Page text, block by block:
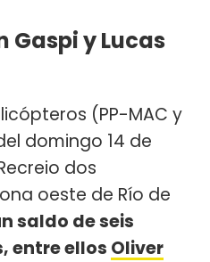
Gaspi y Lucas
(PP-MAC y
domingo 14 de
dos
oeste de Río de
saldo de seis
entre ellos Oliver